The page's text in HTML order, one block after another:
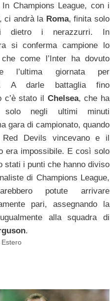
In Champions League, con i
ci andrà la Roma, finita solo
dietro i nerazzurri. In
si conferma campione lo
come l’Inter ha dovuto
l’ultima giornata per
A darle battaglia fino
c’è stato il Chelsea, che ha
solo negli ultimi minuti
gara di campionato, quando
Devils vincevano e il
era impossibile. E così solo
stati i punti che hanno diviso
di Champions League,
potute arrivare
pari, assegnando la
alla squadra di
.